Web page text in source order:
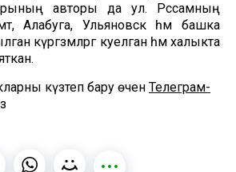
авторы да ул. Рәссамның
Алабуга, Ульяновск һәм башка
күргәзмәләргә куелган һәм халыкта
күзәтеп бару өчен Телеграм-